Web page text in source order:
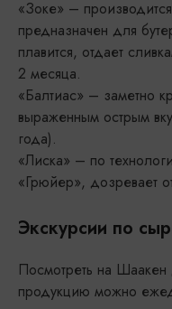
«Зоке» –
предназначен для
плавится, отдает
2 месяца.
«Балтиас» – заметно
выраженным острым
года).
«Лиска» – по
«Грюйер», дозревает
Экскурсии по
Посмотреть на
продукцию можно